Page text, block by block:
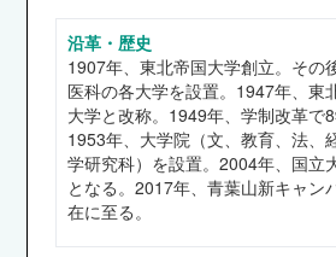
文学部
東京エレクトロン、富士通、関
業、東北電力、NTTデータ、三
海上日動火災保険、EYストラ
コンサルティング、厚生労働省
（青森県）、市職員（白石市）
沿革・歴史
1907年、東北帝国大学創立。その
医科の各大学を設置。1947年、東
大学と改称。1949年、学制改革で8
1953年、大学院（文、教育、法、
学研究科）を設置。2004年、国立
となる。2017年、青葉山新キャン
在に至る。